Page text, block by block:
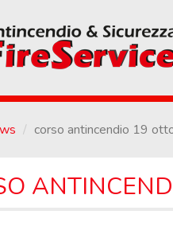
corso antincendio 19